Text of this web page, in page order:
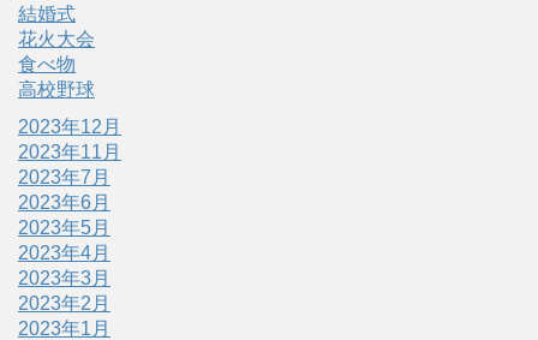
結婚式
花火大会
食べ物
高校野球
2023年12月
2023年11月
2023年7月
2023年6月
2023年5月
2023年4月
2023年3月
2023年2月
2023年1月